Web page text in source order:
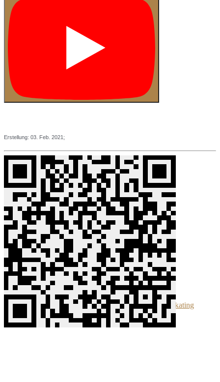
Erstellung: 03 . Feb. 2021;
🍅 TomTomate.de
2018-2026 📲
👉 Ähnliche Beiträge🍅:
Tuesday Night Skating